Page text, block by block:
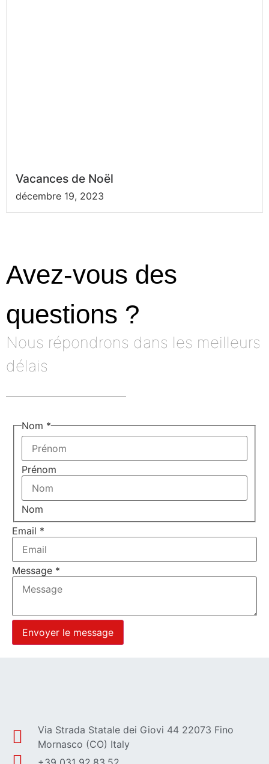
Vacances de Noël
décembre 19, 2023
Avez-vous des
questions ?
Nous répondrons dans les meilleurs
délais
Nom *
Prénom
Nom
Email *
Message *
Envoyer le message
Via Strada Statale dei Giovi 44 22073 Fino
Mornasco (CO) Italy